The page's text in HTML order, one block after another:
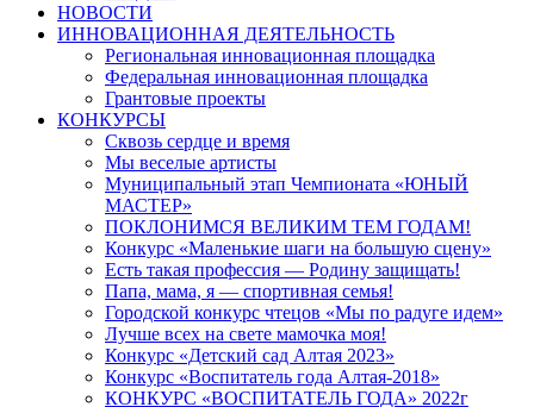
НОВОСТИ
ИННОВАЦИОННАЯ ДЕЯТЕЛЬНОСТЬ
Региональная инновационная площадка
Федеральная инновационная площадка
Грантовые проекты
КОНКУРСЫ
Сквозь сердце и время
Мы веселые артисты
Муниципальный этап Чемпионата «ЮНЫЙ
МАСТЕР»
ПОКЛОНИМСЯ ВЕЛИКИМ ТЕМ ГОДАМ!
Конкурс «Маленькие шаги на большую сцену»
Есть такая профессия — Родину защищать!
Папа, мама, я — спортивная семья!
Городской конкурс чтецов «Мы по радуге идем»
Лучше всех на свете мамочка моя!
Конкурс «Детский сад Алтая 2023»
Конкурс «Воспитатель года Алтая-2018»
КОНКУРС «ВОСПИТАТЕЛЬ ГОДА» 2022г